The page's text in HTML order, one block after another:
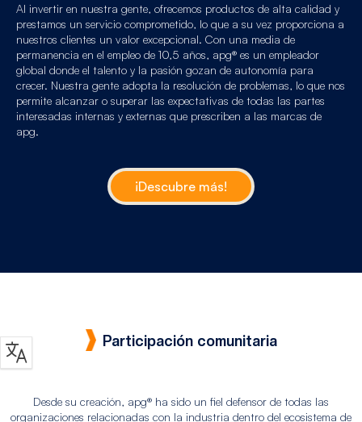
Al invertir en nuestra gente, ofrecemos productos de alta calidad y
prestamos un servicio comprometido, lo que a su vez proporciona a
nuestros clientes un valor excepcional. Con una media de
permanencia en el empleo de 10,5 años, apg® es un empleador
global donde el talento y la pasión gozan de autonomía para
crecer. Nuestra gente adopta la resolución de problemas, lo que nos
permite alcanzar o superar las expectativas de todas las partes
interesadas internas y externas que prescriben a las marcas de
apg.
¡Descubre más!
Participación comunitaria
Desde su creación, apg® ha sido un fiel defensor de todas las
organizaciones relacionadas con la industria dentro del ecosistema de